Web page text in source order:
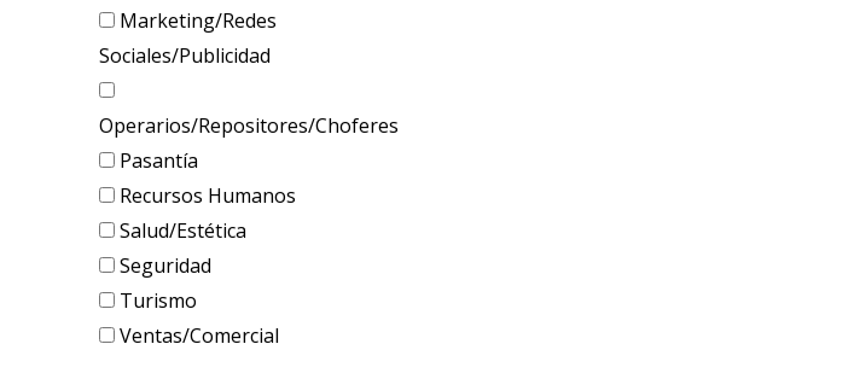
Marketing/Redes
Sociales/Publicidad
Operarios/Repositores/Choferes
Pasantía
Recursos Humanos
Salud/Estética
Seguridad
Turismo
Ventas/Comercial